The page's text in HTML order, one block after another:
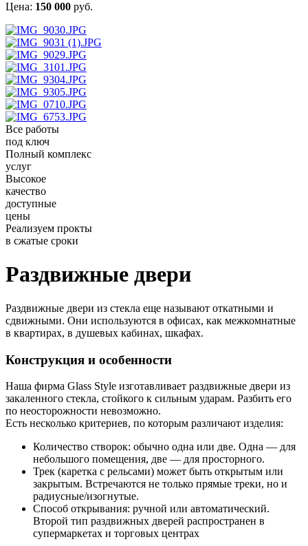
Цена: 150 000 руб.
Все работы
под ключ
Полный комплекс
услуг
Высокое
качество
доступные
цены
Реализуем прокты
в сжатые сроки
Раздвижные двери
Раздвижные двери из стекла еще называют откатными и
сдвижными. Они используются в офисах, как межкомнатные
в квартирах, в душевых кабинах, шкафах.
Конструкция и особенности
Наша фирма Glass Style изготавливает раздвижные двери из
закаленного стекла, стойкого к сильным ударам. Разбить его
по неосторожности невозможно.
Есть несколько критериев, по которым различают изделия:
Количество створок: обычно одна или две. Одна — для
небольшого помещения, две — для просторного.
Трек (каретка с рельсами) может быть открытым или
закрытым. Встречаются не только прямые треки, но и
радиусные/изогнутые.
Способ открывания: ручной или автоматический.
Второй тип раздвижных дверей распространен в
супермаркетах и торговых центрах